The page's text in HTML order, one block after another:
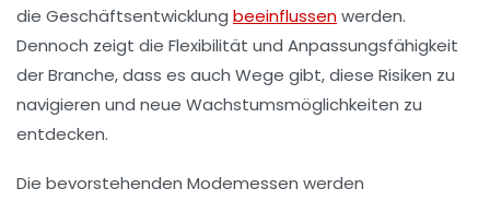
die Geschäftsentwicklung beeinflussenwerden.
Dennoch zeigt die Flexibilität und Anpassungsfähigkeit
der Branche, dass es auch Wege gibt, diese Risiken zu
navigieren und neue Wachstumsmöglichkeiten zu
entdecken.
Die bevorstehenden Modemessen werden